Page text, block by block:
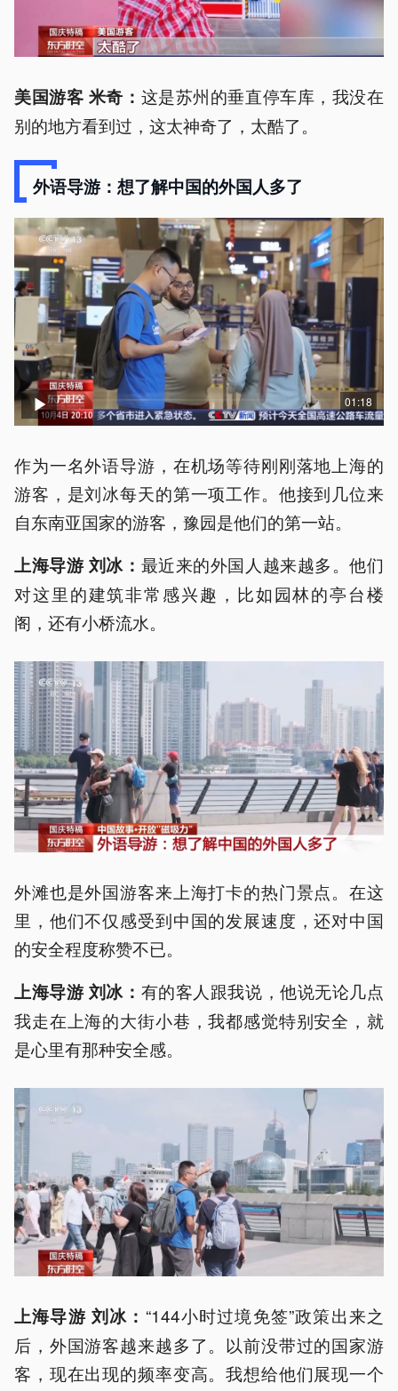
美国游客 米奇： 这是苏州的垂直停车库，我没在
别的地方看到过，这太神奇了，太酷了。
外语导游：想了解中国的外国人多了
01:18
作为一名外语导游，在机场等待刚刚落地上海的
游客，是刘冰每天的第一项工作。他接到几位来
自东南亚国家的游客，豫园是他们的第一站。
上海导游 刘冰： 最近来的外国人越来越多。他们
对这里的建筑非常感兴趣，比如园林的亭台楼
阁，还有小桥流水。
外滩也是外国游客来上海打卡的热门景点。在这
里，他们不仅感受到中国的发展速度，还对中国
的安全程度称赞不已。
上海导游 刘冰： 有的客人跟我说，他说无论几点
我走在上海的大街小巷，我都感觉特别安全，就
是心里有那种安全感。
上海导游 刘冰： “144小时过境免签”政策出来之
后，外国游客越来越多了。以前没带过的国家游
客，现在出现的频率变高。我想给他们展现一个